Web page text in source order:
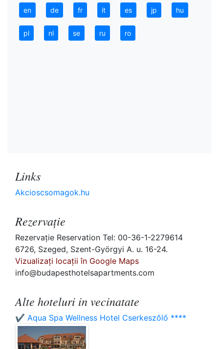
en de fr it es jp hu
pl nl se ru ro
Links
Akcioscsomagok.hu
Rezervaţie
Rezervaţie Reservation Tel: 00-36-1-2279614
6726, Szeged, Szent-Györgyi A. u. 16-24.
Vizualizați locații în Google Maps
info@budapesthotelsapartments.com
Alte hoteluri in vecinatate
✔️ Aqua Spa Wellness Hotel Cserkeszőlő ****